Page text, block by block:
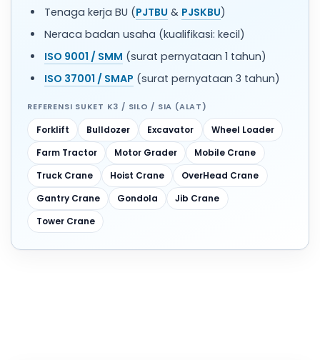
Tenaga kerja BU (PJTBU & PJSKBU)
Neraca badan usaha (kualifikasi: kecil)
ISO 9001 / SMM (surat pernyataan 1 tahun)
ISO 37001 / SMAP (surat pernyataan 3 tahun)
REFERENSI SUKET K3 / SILO / SIA (ALAT)
Forklift Bulldozer Excavator
Wheel Loader
Farm Tractor
Motor Grader
Mobile Crane
Truck Crane
Hoist Crane
OverHead Crane
Gantry Crane
Gondola
Jib Crane
Tower Crane